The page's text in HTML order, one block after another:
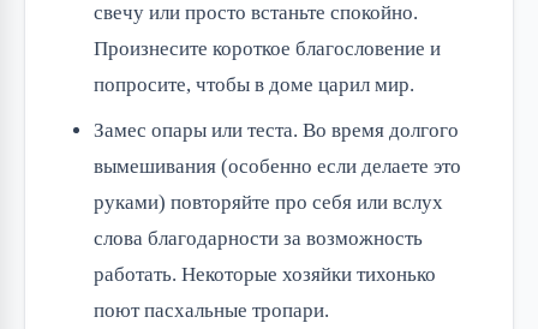
свечу или просто встаньте спокойно.
Произнесите короткое благословение и
попросите, чтобы в доме царил мир.
Замес опары или теста. Во время долгого
вымешивания (особенно если делаете это
руками) повторяйте про себя или вслух
слова благодарности за возможность
работать. Некоторые хозяйки тихонько
поют пасхальные тропари.